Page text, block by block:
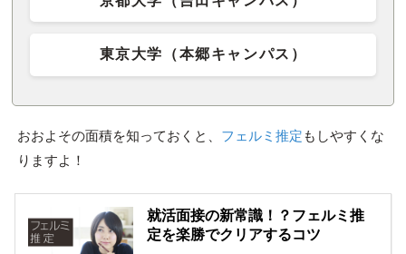
東京大学（本郷キャンパス）
おおよその面積を知っておくと、 フェルミ推定 もしやすくな
りますよ！
就活面接の新常識！？フェルミ推
定を楽勝でクリアするコツ